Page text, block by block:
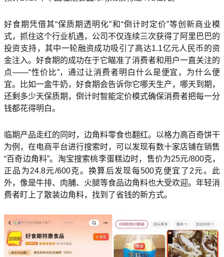
好食期凭借其“保质期透明化”和“倒计时定价”等创新商业模
式，抓住这个行业机遇，公司不仅连续三次获得了阿里巴巴的
投资支持，其中一轮融资成功吸引了高达1.1亿元人民币的资
金注入。好食期的成功在于它瞄准了消费者和用户一直关注的
点——“性价比”，通过让消费者明白什么是便宜，为什么便
宜。比如一盒牛奶，好食期会告诉你它哪天生产，哪天到期，
还剩多少天保质期，倒计时智能定价模式确保消费者把每一分
钱都花得明白。
临期产品走红的同时，边角料零食也翻红。以格力高百奇饼干
为例，在电商平台进行搜索时，可以发现有数十家店铺在销售
“百奇边角料”。淘宝搜索桃李蛋糕边时，售价为25元/800克，
正品为24.8元/600克。换算后发现每500克便宜了2元。此
外，像是牛排、肉脯、火腿等食品边角料也大受欢迎。年轻消
费者盯上了散装边角料，找到了省钱的新方式。